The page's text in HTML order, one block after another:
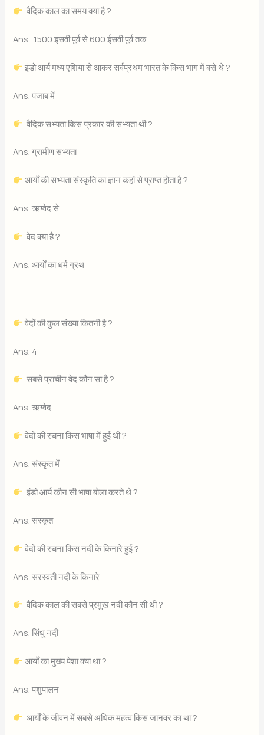
वैदिक काल का समय क्या है ?
Ans. 1500 इसवी पूर्व से 600 ईसवी पूर्व तक
इंडो आर्य मध्य एशिया से आकर सर्वप्रथम भारत के किस भाग में बसे थे ?
Ans. पंजाब में
वैदिक सभ्यता किस प्रकार की सभ्यता थी ?
Ans. ग्रामीण सभ्यता
आर्यों की सभ्यता संस्कृति का ज्ञान कहां से प्राप्त होता है ?
Ans. ऋग्वेद से
वेद क्या है ?
Ans. आर्यों का धर्म ग्रंथ
वेदों की कुल संख्या कितनी है ?
Ans. 4
सबसे प्राचीन वेद कौन सा है ?
Ans. ऋग्वेद
वेदों की रचना किस भाषा में हुई थी ?
Ans. संस्कृत में
इंडो आर्य कौन सी भाषा बोला करते थे ?
Ans. संस्कृत
वेदों की रचना किस नदी के किनारे हुई ?
Ans. सरस्वती नदी के किनारे
वैदिक काल की सबसे प्रमुख नदी कौन सी थी ?
Ans. सिंधु नदी
आर्यों का मुख्य पेशा क्या था ?
Ans. पशुपालन
आर्यों के जीवन में सबसे अधिक महत्व किस जानवर का था ?